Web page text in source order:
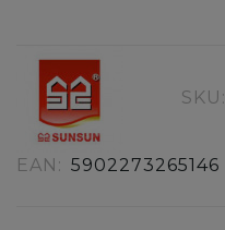
SKU:
EAN: 5902273265146